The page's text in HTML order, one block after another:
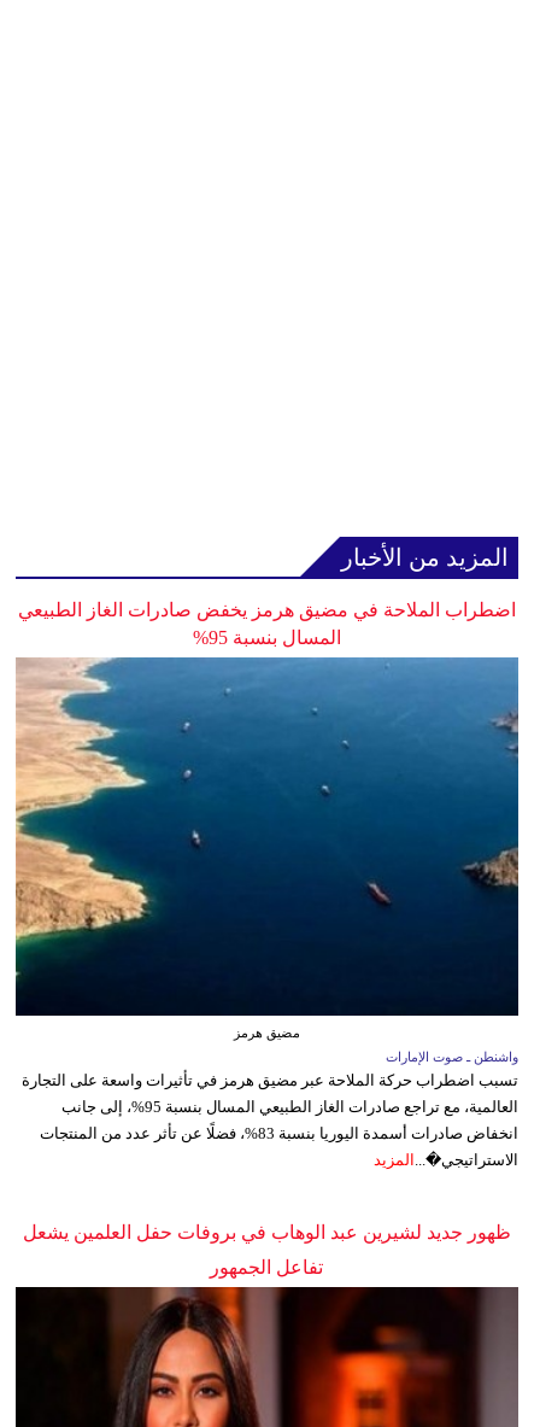
المزيد من الأخبار
اضطراب الملاحة في مضيق هرمز يخفض صادرات الغاز الطبيعي
المسال بنسبة 95%
مضيق هرمز
واشنطن ـ صوت الإمارات
تسبب اضطراب حركة الملاحة عبر مضيق هرمز في تأثيرات واسعة على التجارة
العالمية، مع تراجع صادرات الغاز الطبيعي المسال بنسبة 95%، إلى جانب
انخفاض صادرات أسمدة اليوريا بنسبة 83%، فضلًا عن تأثر عدد من المنتجات
الاستراتيجي�... المزيد
ظهور جديد لشيرين عبد الوهاب في بروفات حفل العلمين يشعل
تفاعل الجمهور